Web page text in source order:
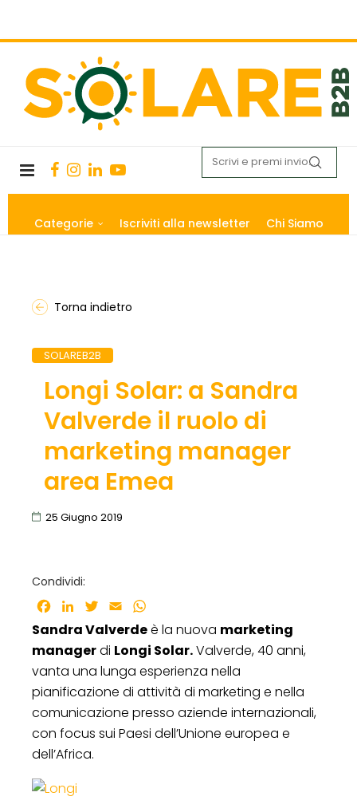
Categorie Iscriviti alla newsletter Chi Siamo
Torna indietro
SOLAREB2B
Longi Solar: a Sandra
Valverde il ruolo di
marketing manager
area Emea
25 Giugno 2019
Condividi:
Facebook
LinkedInTwitter
Email
Sandra Valverdeè la nuova marketing
managerdi Longi Solar.Valverde, 40 anni,
vanta una lunga esperienza nella
pianificazione di attività di marketing e nella
comunicazione presso aziende internazionali,
con focus sui Paesi dell’Unione europea e
dell’Africa.